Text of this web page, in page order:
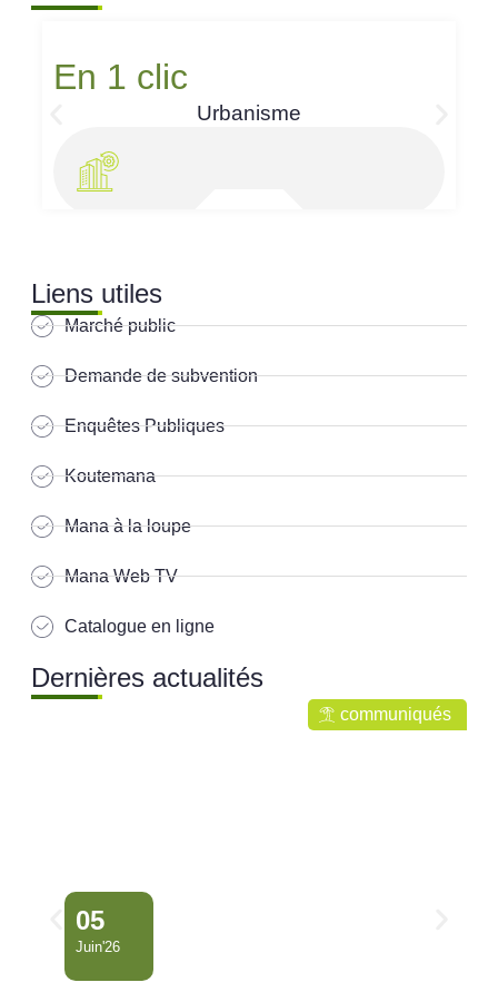
En 1 clic
Urbanisme
Liens utiles
Marché public
Demande de subvention
Enquêtes Publiques
Koutemana
Mana à la loupe
Mana Web TV
Catalogue en ligne
Dernières actualités
communiqués
05
Juin'26